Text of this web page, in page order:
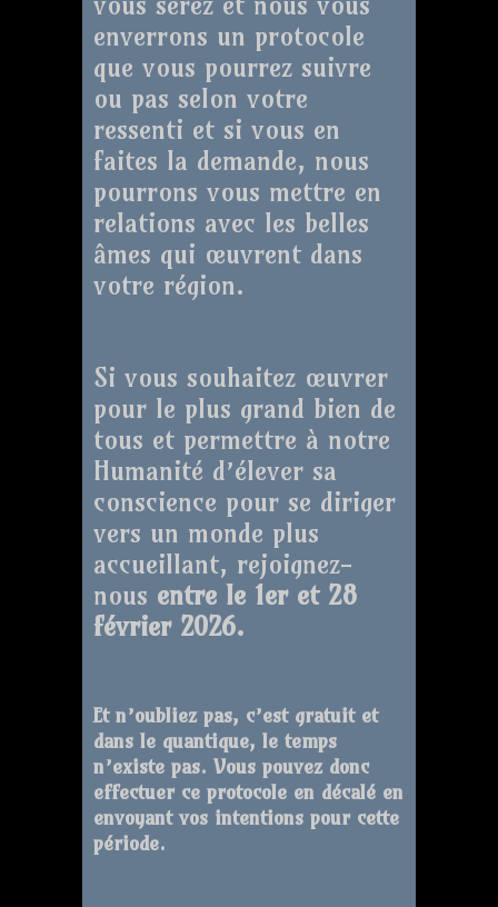
enverrons un protocole
que vous pourrez suivre
ou pas selon votre
ressenti et si vous en
faites la demande, nous
pourrons vous mettre en
relations avec les belles
âmes qui œuvrent dans
votre région.
Si vous souhaitez œuvrer
pour le plus grand bien de
tous et permettre à notre
Humanité d’élever sa
conscience pour se diriger
vers un monde plus
accueillant, rejoignez-
nous entre le 1er et 28
février 2026.
Et n’oubliez pas, c’est gratuit et
dans le quantique, le temps
n’existe pas. Vous pouvez donc
effectuer ce protocole en décalé en
envoyant vos intentions pour cette
période.